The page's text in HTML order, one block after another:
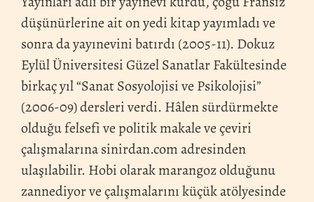
düşünürlerine ait on yedi kitap yayımladı ve
sonra da yayınevini batırdı (2005-11). Dokuz
Eylül Üniversitesi Güzel Sanatlar Fakültesinde
birkaç yıl “Sanat Sosyolojisi ve Psikolojisi”
(2006-09) dersleri verdi. Hâlen sürdürmekte
olduğu felsefi ve politik makale ve çeviri
çalışmalarına sinirdan.com adresinden
ulaşılabilir. Hobi olarak marangoz olduğunu
zannediyor ve çalışmalarını küçük atölyesinde